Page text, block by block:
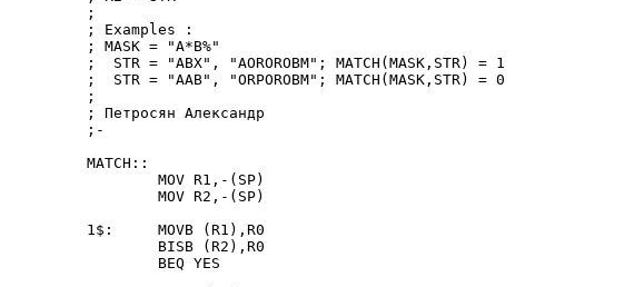
;
; Examples :
; MASK = "A*B%"
;  STR = "ABX", "AOROROBM"; MATCH(MASK,STR) = 1
;  STR = "AAB", "ORPOROBM"; MATCH(MASK,STR) = 0
;
; Петpосян Александp
;-
MATCH::
        MOV R1,-(SP)
        MOV R2,-(SP)
1$:     MOVB (R1),R0
        BISB (R2),R0
        BEQ YES